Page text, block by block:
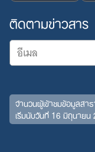
ติดตามข่าวสาร
จำนวนผู้เข้าชมข้อมูลส
เริ่มนับวันที่ 16 มิถุนายน